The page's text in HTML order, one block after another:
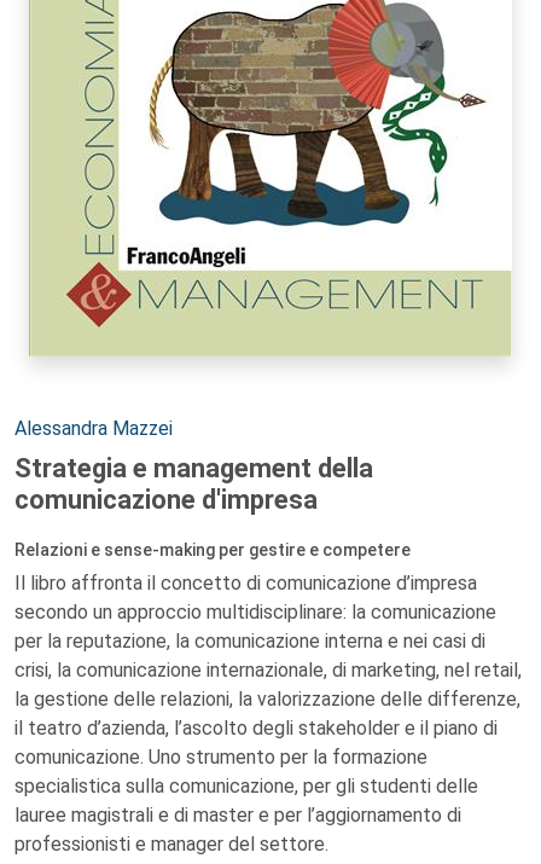
Autori:
Alessandra Mazzei
Strategia e management della
comunicazione d'impresa
Relazioni e sense-making per gestire e competere
Il libro affronta il concetto di comunicazione d’impresa
secondo un approccio multidisciplinare: la comunicazione
per la reputazione, la comunicazione interna e nei casi di
crisi, la comunicazione internazionale, di marketing, nel retail,
la gestione delle relazioni, la valorizzazione delle differenze,
il teatro d’azienda, l’ascolto degli stakeholder e il piano di
comunicazione. Uno strumento per la formazione
specialistica sulla comunicazione, per gli studenti delle
lauree magistrali e di master e per l’aggiornamento di
professionisti e manager del settore.